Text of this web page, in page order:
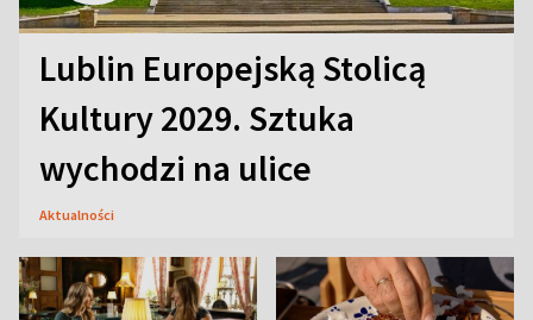
Lublin Europejską Stolicą
Kultury 2029. Sztuka
wychodzi na ulice
Aktualności